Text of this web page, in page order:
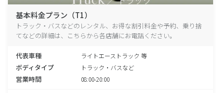
基本料金プラン（T1）
トラック・バスなどのレンタル、お得な割引料金や予約、乗り捨
てなどの詳細は、こちらから各店舗にお電話ください。
代表車種 ライトエーストラック 等
ボディタイプ トラック・バスなど
営業時間 08:00-20:00